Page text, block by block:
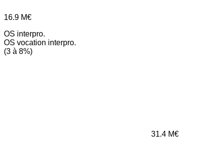
16.9 M€
OS interpro.
OS vocation interpro.
(3 à 8%)
31.4 M€